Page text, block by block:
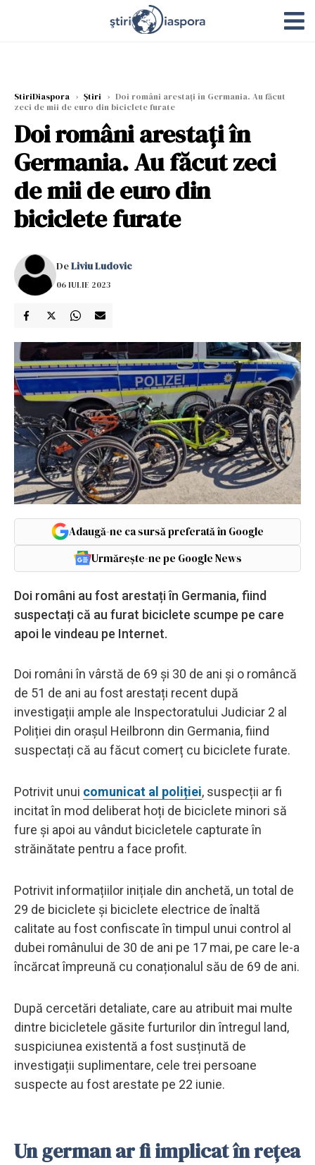
StiriDiaspora › Știri › Doi români arestați în Germania. Au făcut
zeci de mii de euro din biciclete furate
Doi români arestați în
Germania. Au făcut zeci
de mii de euro din
biciclete furate
DeLiviu Ludovic
06 IULIE 2023
Adaugă-ne ca sursă preferată în Google
Urmărește-ne pe Google News
Doi români au fost arestați în Germania, fiind
suspectați că au furat biciclete scumpe pe care
apoi le vindeau pe Internet.
Doi români în vârstă de 69 și 30 de ani și o româncă
de 51 de ani au fost arestați recent după
investigații ample ale Inspectoratului Judiciar 2 al
Poliției din orașul Heilbronn din Germania, fiind
suspectați că au făcut comerț cu biciclete furate.
Potrivit unui comunicat al poliției, suspecții ar fi
incitat în mod deliberat hoți de biciclete minori să
fure și apoi au vândut bicicletele capturate în
străinătate pentru a face profit.
Potrivit informațiilor inițiale din anchetă, un total de
29 de biciclete și biciclete electrice de înaltă
calitate au fost confiscate în timpul unui control al
dubei românului de 30 de ani pe 17 mai, pe care le-a
încărcat împreună cu conaționalul său de 69 de ani.
După cercetări detaliate, care au atribuit mai multe
dintre bicicletele găsite furturilor din întregul land,
suspiciunea existentă a fost susținută de
investigații suplimentare, cele trei persoane
suspecte au fost arestate pe 22 iunie.
Un german ar fi implicat în rețea